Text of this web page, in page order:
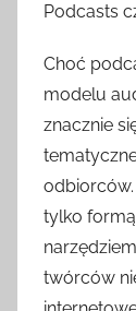
Podcasts
Choć
modelu
znacznie
odbiorców.
tylko
twórców